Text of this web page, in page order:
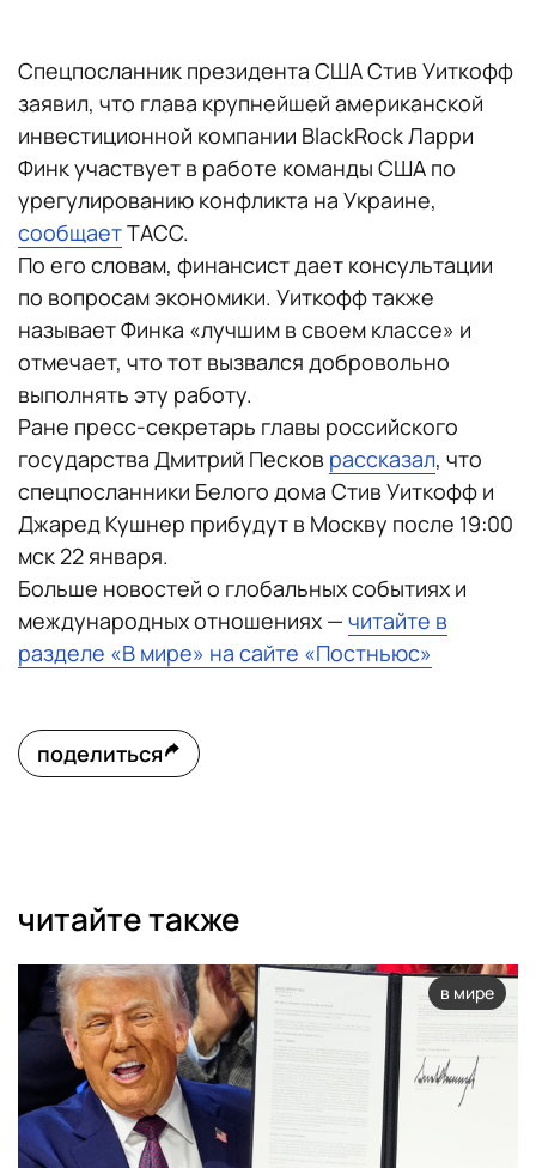
Спецпосланник президента США Стив Уиткофф
заявил, что глава крупнейшей американской
инвестиционной компании BlackRock Ларри
Финк участвует в работе команды США по
урегулированию конфликта на Украине,
сообщаетТАСС.
По его словам, финансист дает консультации
по вопросам экономики. Уиткофф также
называет Финка «лучшим в своем классе» и
отмечает, что тот вызвался добровольно
выполнять эту работу.
Ране пресс-секретарь главы российского
государства Дмитрий Песков рассказал, что
спецпосланники Белого дома Стив Уиткофф и
Джаред Кушнер прибудут в Москву после 19:00
мск 22 января.
Больше новостей о глобальных событиях и
международных отношениях — читайте в
разделе «В мире» на сайте «Постньюс»
поделиться
читайте также
в мире